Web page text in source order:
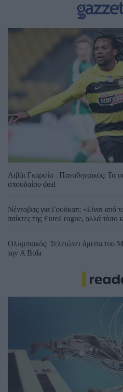
Λιβάι Γκαρσία - Παναθηναϊκός: Τα
σπουδαίου deal
Νέντοβιτς για Γουόκαπ: «Είναι από
παίκτες της EuroLeague, αλλά τόσο
Ολυμπιακός: Τελειώνει άμεσα του
την A Bola